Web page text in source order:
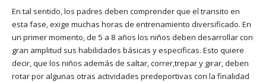
En tal sentido, los padres deben comprender que el transito en
esta fase, exige muchas horas de entrenamiento diversificado. En
un primer momento, de 5 a 8 años los niños deben desarrollar con
gran amplitud sus habilidades básicas y especificas. Esto quiere
decir, que los niños además de saltar, correr,trepar y girar, deben
rotar por algunas otras actividades predeportivas con la finalidad